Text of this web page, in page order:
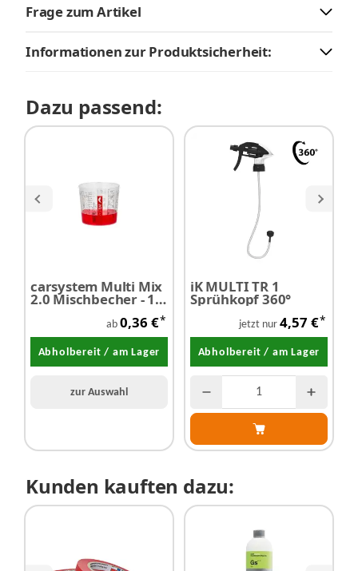
Frage zum Artikel
Informationen zur Produktsicherheit:
Dazu passend:
carsystem Multi Mix
2.0 Mischbecher - 1
ab 0,36 €*
Abholbereit / am Lager
zur Auswahl
iK MULTI TR 1
Sprühkopf 360°
jetzt nur 4,57 €*
Abholbereit / am Lager
Kunden kauften dazu: